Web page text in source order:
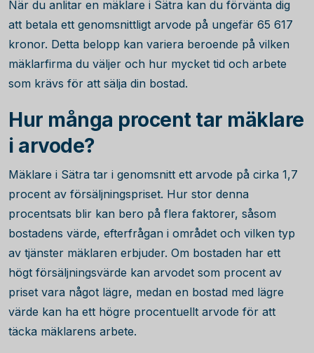
När du anlitar en mäklare i Sätra kan du förvänta dig
att betala ett genomsnittligt arvode på ungefär 65 617
kronor. Detta belopp kan variera beroende på vilken
mäklarfirma du väljer och hur mycket tid och arbete
som krävs för att sälja din bostad.
Hur många procent tar mäklare
i arvode?
Mäklare i Sätra tar i genomsnitt ett arvode på cirka 1,7
procent av försäljningspriset. Hur stor denna
procentsats blir kan bero på flera faktorer, såsom
bostadens värde, efterfrågan i området och vilken typ
av tjänster mäklaren erbjuder. Om bostaden har ett
högt försäljningsvärde kan arvodet som procent av
priset vara något lägre, medan en bostad med lägre
värde kan ha ett högre procentuellt arvode för att
täcka mäklarens arbete.